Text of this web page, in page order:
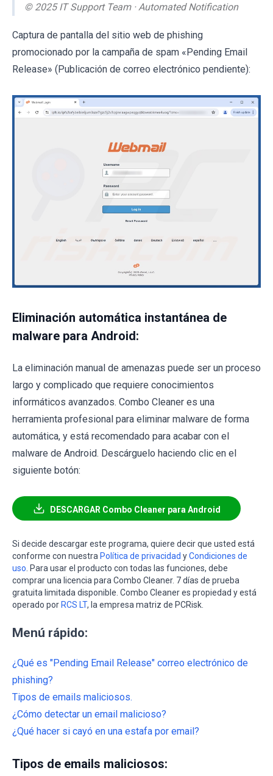
© 2025 IT Support Team · Automated Notification
Captura de pantalla del sitio web de phishing
promocionado por la campaña de spam «Pending Email
Release» (Publicación de correo electrónico pendiente):
Eliminación automática instantánea de
malware para Android:
La eliminación manual de amenazas puede ser un proceso
largo y complicado que requiere conocimientos
informáticos avanzados. Combo Cleaner es una
herramienta profesional para eliminar malware de forma
automática, y está recomendado para acabar con el
malware de Android. Descárguelo haciendo clic en el
siguiente botón:
DESCARGAR Combo Cleaner para Android
Si decide descargar este programa, quiere decir que usted está
conforme con nuestra Política de privacidad yCondiciones de
uso . Para usar el producto con todas las funciones, debe
comprar una licencia para Combo Cleaner. 7 días de prueba
gratuita limitada disponible. Combo Cleaner es propiedad y está
operado porRCS LT, la empresa matriz de PCRisk.
Menú rápido:
¿Qué es "Pending Email Release" correo electrónico de
phishing?
Tipos de emails maliciosos.
¿Cómo detectar un email malicioso?
¿Qué hacer si cayó en una estafa por email?
Tipos de emails maliciosos: